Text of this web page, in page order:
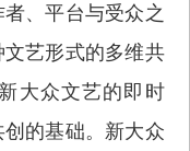
、平台与受众之
艺形式的多维共
大众文艺的即时
的基础。新大众